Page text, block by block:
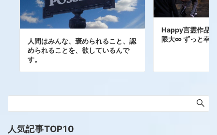
人間はみんな、褒められること、認
められることを、欲しているんで
す。
Happy言霊作品
限大∞ ずっと幸
人気記事TOP10